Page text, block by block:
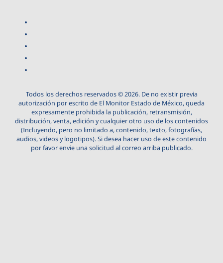
Todos los derechos reservados © 2026. De no existir previa
autorización por escrito de El Monitor Estado de México, queda
expresamente prohibida la publicación, retransmisión,
distribución, venta, edición y cualquier otro uso de los contenidos
(Incluyendo, pero no limitado a, contenido, texto, fotografías,
audios, videos y logotipos). Si desea hacer uso de este contenido
por favor envie una solicitud al correo arriba publicado.